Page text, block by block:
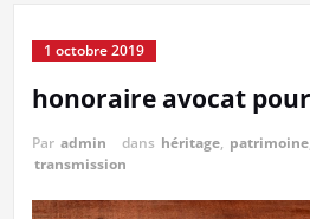
1 octobre 2019
honoraire avocat
Par admin dans héritage, patrimoine,
transmission